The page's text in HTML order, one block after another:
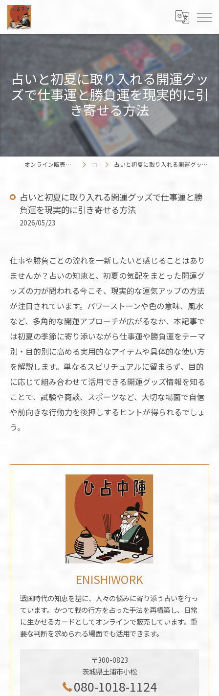
占いと初夏に取り入れる開運グッ
ズで仕事運と勝負運を現実的に引
き寄せる方法
オンライン販売の占いカードはENISHIWORK コラム 占いと初夏に取り入れる開運グッズで仕事運と勝負運を現実的に引き寄せる方法
占いと初夏に取り入れる開運グッズで仕事運と勝
負運を現実的に引き寄せる方法
2026/05/23
仕事や勝負ごとの流れを一新したいと感じることはあり
ませんか？占いの知恵と、初夏の気配をまとった開運グ
ッズの力が問われる今こそ、現実的な運気アップの方法
が注目されています。パワーストーンや色の意味、風水
など、多角的な開運アプローチが広がるなか、本記事で
は初夏の季節に寄り添いながら仕事運や勝負運をテーマ
別・目的別に高める実用的なアイテムや具体的な使い方
を解説します。単なるスピリチュアルに留まらず、目的
に応じて組み合わせて活用できる開運グッズ情報を知る
ことで、試験や商談、スポーツなど、大切な場面で自信
や前向きな行動力を後押しするヒントが得られるでしょ
う。
ENISHIWORK
戦国時代の知恵を基に、人々の悩みに寄り添う占いを行っ
ています。かつて戦の行方を占った手法を再構築し、日常
に生かせるカードとしてオンラインで販売しています。重
要な判断を求められる場面でも活用できます。
〒300-0823
茨城県土浦市小松
080-1018-1124